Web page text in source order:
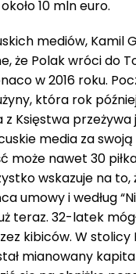
10 mln euro.
mediów, Kamil
że Polak wróci do
w 2016 roku.
która rok
z Księstwa
media za
może nawet 30
wskazuje na to,
umowy i według
teraz. 32-latek
kibiców. W
mianowany